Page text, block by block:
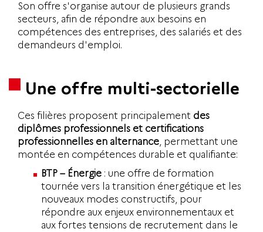
Son offre s'organise autour de plusieurs grands
secteurs, afin de répondre aux besoins en
compétences des entreprises, des salariés et des
demandeurs d'emploi.
Une offre multi-sectorielle
Ces filières proposent principalement des
diplômes professionnels et certifications
professionnelles en alternance, permettant une
montée en compétences durable et qualifiante:
BTP – Énergie : une offre de formation
tournée vers la transition énergétique et les
nouveaux modes constructifs, pour
répondre aux enjeux environnementaux et
aux fortes tensions de recrutement dans le